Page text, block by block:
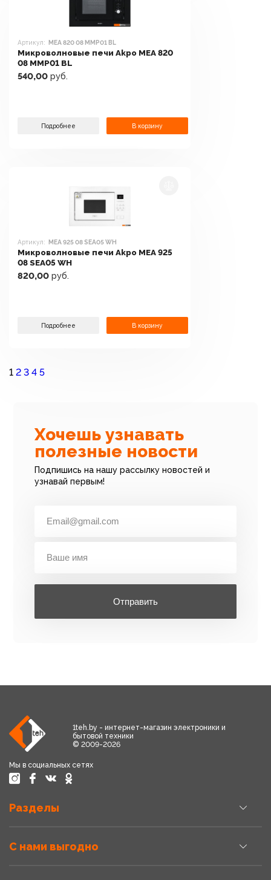
Артикул: MEA 820 08 MMP01 BL
Микроволновые печи Akpo MEA 820
08 MMP01 BL
540,00 руб.
Подробнее В корзину
Артикул: MEA 925 08 SEA05 WH
Микроволновые печи Akpo MEA 925
08 SEA05 WH
820,00 руб.
Подробнее В корзину
1 2 3 4 5
Хочешь узнавать
полезные новости
Подпишись на нашу рассылку новостей и
узнавай первым!
Отправить
1teh.by - интернет-магазин электроники и
бытовой техники
© 2009-2026
Мы в социальных сетях
Разделы
С нами выгодно